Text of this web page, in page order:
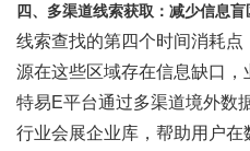
四、多渠道线索获取：减少信息
线索查找的第四个时间消耗
源在这些区域存在信息缺口
特易E平台通过多渠道境外数
行业会展企业库，帮助用户